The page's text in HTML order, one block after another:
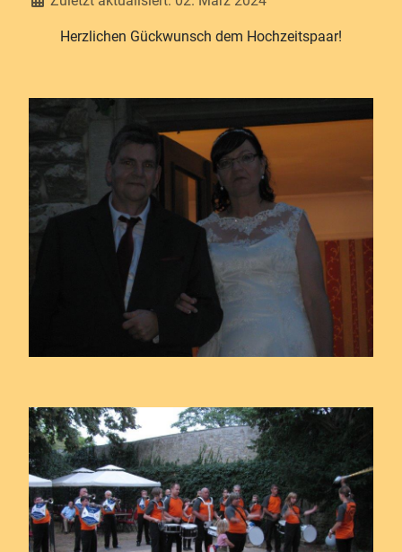
Herzlichen Gückwunsch dem Hochzeitspaar!